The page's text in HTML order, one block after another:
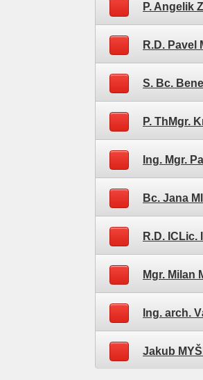
P. Angelik
R.D. Pavel
S. Bc.
P. ThMgr.
Ing. Mgr.
Bc. Jana
R.D. ICLic.
Mgr. Milan
Ing. arch.
Jakub